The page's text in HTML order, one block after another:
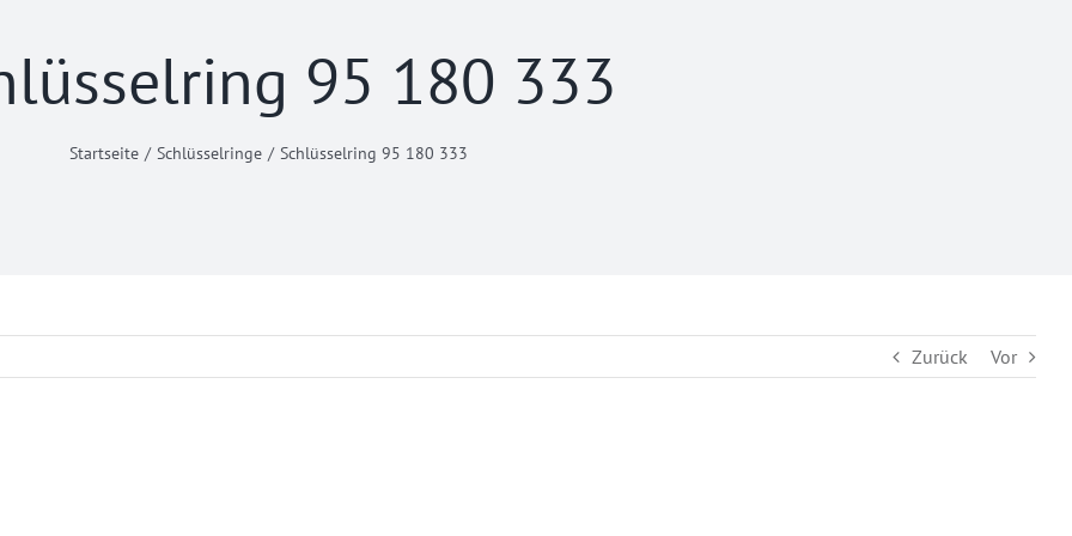
95 180 333
Startseite Schlüsselringe Schlüsselring 95 180 333
Zurück Vor